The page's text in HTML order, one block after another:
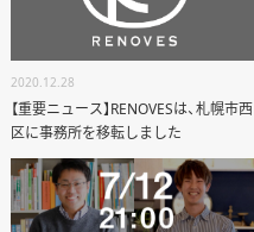
2020.12.28
【重要ニュース】RENOVESは、札幌市西
区に事務所を移転しました